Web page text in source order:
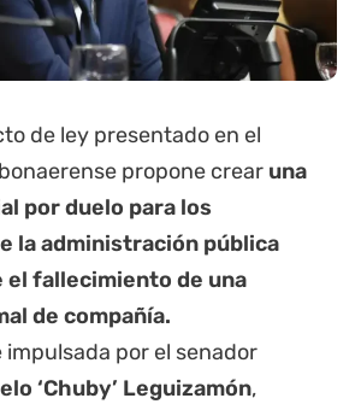
de ley presentado en el
propone crear una
por duelo para los
la administración pública
el fallecimiento de una
de compañía.
por el senador
‘Chuby’ Leguizamón,